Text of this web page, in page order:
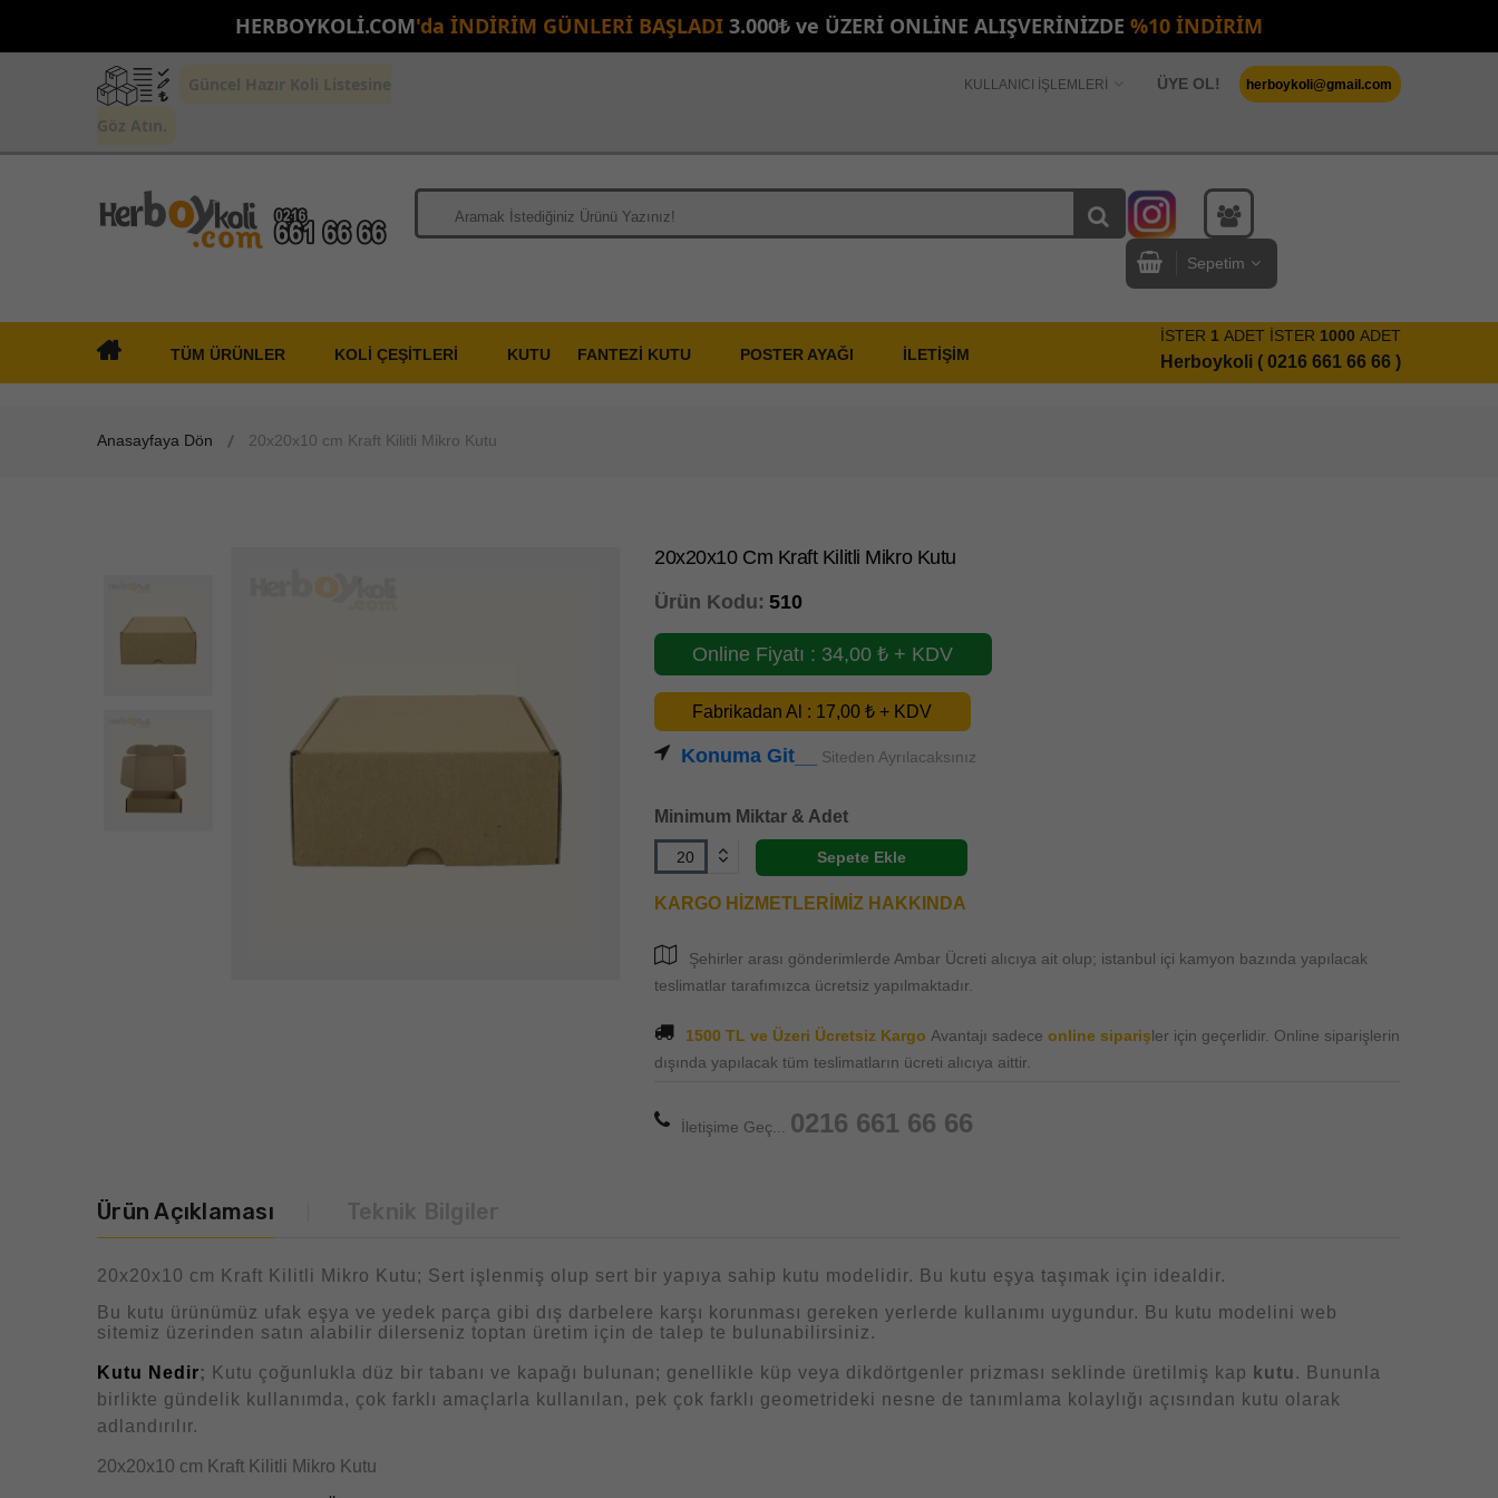
HERBOYKOLİ.COM'da İNDİRİM GÜNLERİ BAŞLADI 3.000₺ ve ÜZERİ ONLİNE ALIŞVERİNİZDE %10 İNDİRİM
Güncel Hazır Koli Listesine
Göz Atın.
KULLANICI İŞLEMLERİ ÜYE OL! herboykoli@gmail.com
Sepetim
TÜM ÜRÜNLER KOLİ ÇEŞİTLERİ KUTU FANTEZİ KUTU POSTER AYAĞI İLETİŞİM
İSTER 1 ADET İSTER 1000 ADET
Herboykoli ( 0216 661 66 66 )
Anasayfaya Dön 20x20x10 cm Kraft Kilitli Mikro Kutu
20x20x10 Cm Kraft Kilitli Mikro Kutu
Ürün Kodu: 510
Online Fiyatı : 34,00 ₺ + KDV
Fabrikadan Al : 17,00 ₺ + KDV
Konuma Git__ Siteden Ayrılacaksınız
Minimum Miktar & Adet
Sepete Ekle
KARGO HİZMETLERİMİZ HAKKINDA
Şehirler arası gönderimlerde Ambar Ücreti alıcıya ait olup; istanbul içi kamyon bazında yapılacak
teslimatlar tarafımızca ücretsiz yapılmaktadır.
1500 TL ve Üzeri Ücretsiz Kargo Avantajı sadece online siparişler için geçerlidir. Online siparişlerin
dışında yapılacak tüm teslimatların ücreti alıcıya aittir.
İletişime Geç... 0216 661 66 66
Ürün Açıklaması
20x20x10 cm Kraft Kilitli Mikro Kutu; Sert işlenmiş olup sert bir yapıya sahip kutu modelidir. Bu kutu eşya taşımak için idealdir.
Bu kutu ürünümüz ufak eşya ve yedek parça gibi dış darbelere karşı korunması gereken yerlerde kullanımı uygundur. Bu kutu modelini web
sitemiz üzerinden satın alabilir dilerseniz toptan üretim için de talep te bulunabilirsiniz.
Kutu Nedir; Kutu çoğunlukla düz bir tabanı ve kapağı bulunan; genellikle küp veya dikdörtgenler prizması seklinde üretilmiş kap kutu. Bununla
birlikte gündelik kullanımda, çok farklı amaçlarla kullanılan, pek çok farklı geometrideki nesne de tanımlama kolaylığı açısından kutu olarak
adlandırılır.
20x20x10 cm Kraft Kilitli Mikro Kutu